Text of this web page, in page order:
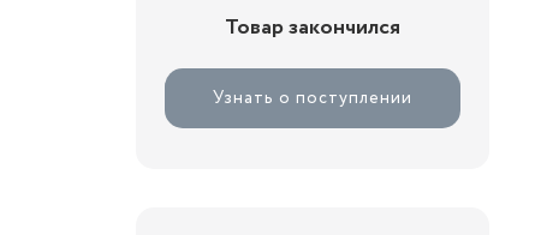
Товар закончился
Узнать о поступлении